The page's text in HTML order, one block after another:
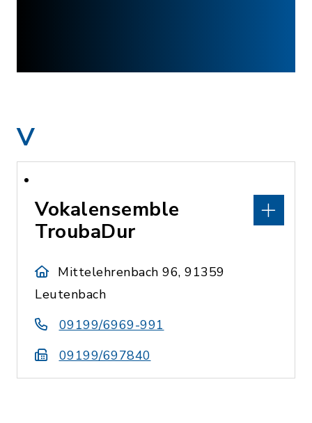
V
Vokalensemble
TroubaDur
Mittelehrenbach 96, 91359
Leutenbach
09199/6969-991
09199/697840